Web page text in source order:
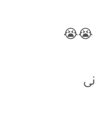
😭😭